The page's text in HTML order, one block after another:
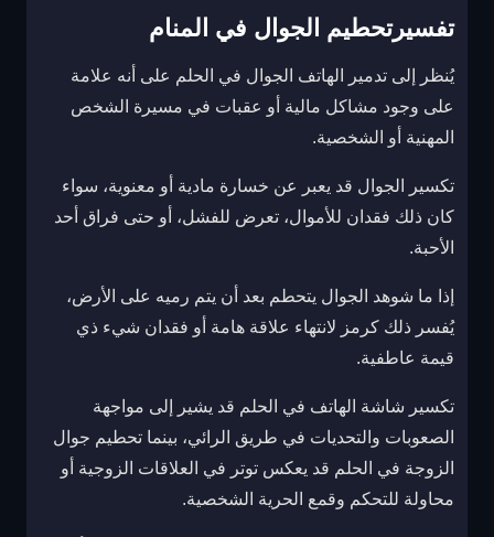
تفسيرتحطيم الجوال في المنام
يُنظر إلى تدمير الهاتف الجوال في الحلم على أنه علامة
على وجود مشاكل مالية أو عقبات في مسيرة الشخص
المهنية أو الشخصية.
تكسير الجوال قد يعبر عن خسارة مادية أو معنوية، سواء
كان ذلك فقدان للأموال، تعرض للفشل، أو حتى فراق أحد
الأحبة.
إذا ما شوهد الجوال يتحطم بعد أن يتم رميه على الأرض،
يُفسر ذلك كرمز لانتهاء علاقة هامة أو فقدان شيء ذي
قيمة عاطفية.
تكسير شاشة الهاتف في الحلم قد يشير إلى مواجهة
الصعوبات والتحديات في طريق الرائي، بينما تحطيم جوال
الزوجة في الحلم قد يعكس توتر في العلاقات الزوجية أو
محاولة للتحكم وقمع الحرية الشخصية.